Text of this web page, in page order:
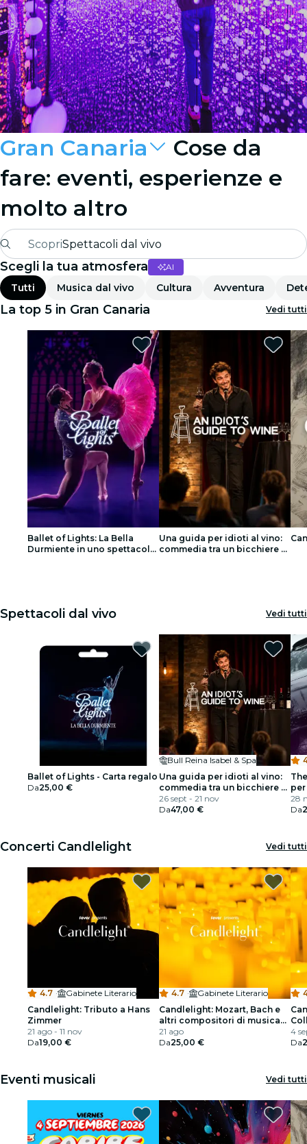
Gran Canaria
Cose da
fare: eventi, esperienze e
molto altro
ScopriSpettacoli dal vivo
Madrid
Candlelight
Londra
Esperienze e città
San Paolo
Mostre
Seoul
Tour città
Concerti
Ristoranti
Scegli la tua atmosfera AI
Tutti Musica dal vivo Cultura Avventura
La top 5 in Gran Canaria Vedi tutti
Ballet of Lights: La Bella
Durmiente in uno spettacolo
Una guida per idioti al vino:
commedia tra un bicchiere e
Spettacoli dal vivo Vedi tutti
Ballet of Lights - Carta regalo
Da25,00 €
Bull Reina Isabel & Spa
Una guida per idioti al vino:
commedia tra un bicchiere e
l’altro
26 sept - 21 nov
Da47,00 €
per
28
Da
Concerti Candlelight Vedi tutti
4.7 ·
Gabinete Literario
Candlelight: Tributo a Hans
Zimmer
21 ago - 11 nov
Da19,00 €
4.7 ·
Gabinete Literario
Candlelight: Mozart, Bach e
altri compositori di musica
classica
21 ago
Da25,00 €
4
Da
Eventi musicali Vedi tutti